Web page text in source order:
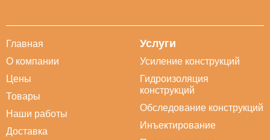
Главная
О компании
Цены
Товары
Наши работы
Доставка
Услуги
Усиление конструкций
Гидроизоляция
конструкций
Обследование конструкций
Инъектирование